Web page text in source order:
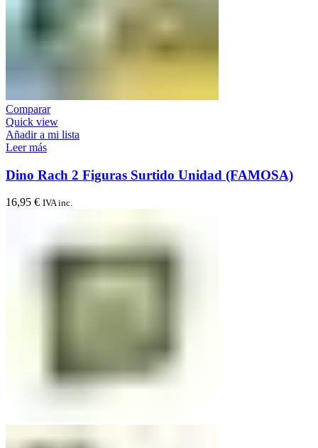
Comparar
Quick view
Añadir a mi lista
Leer más
Dino Rach 2 Figuras Surtido Unidad (FAMOSA)
16,95 € IVA inc.